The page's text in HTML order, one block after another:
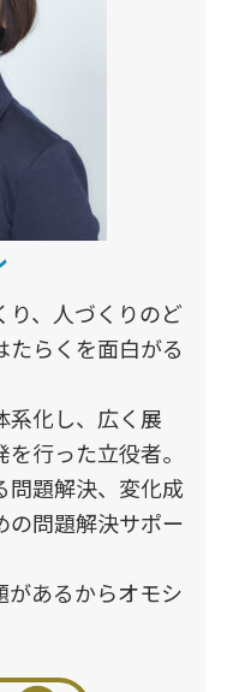
り、人づくりのど
らくを面白がる
系化し、広く展
行った立役者。
問題解決、変化成
の問題解決サポー
があるからオモシ